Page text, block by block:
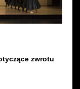
zwrotu